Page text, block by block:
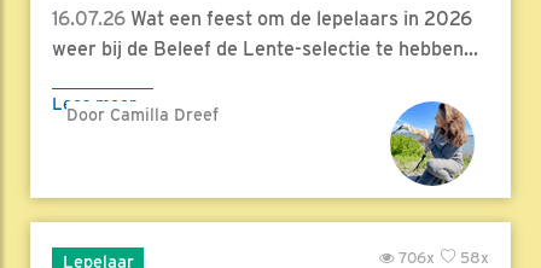
16.07.26 Wat een feest om de lepelaars in 2026
weer bij de Beleef de Lente-selectie te hebben...
Lees meer
Door Camilla Dreef
Lepelaar 58x
706x